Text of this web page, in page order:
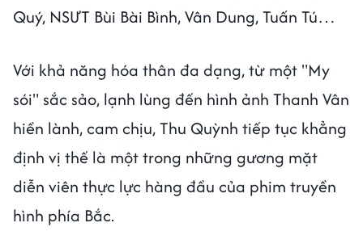
Quý, NSƯT Bùi Bài Bình, Vân Dung, Tuấn Tú…
Với khả năng hóa thân đa dạng, từ một "My
sói" sắc sảo, lạnh lùng đến hình ảnh Thanh Vân
hiền lành, cam chịu, Thu Quỳnh tiếp tục khẳng
định vị thế là một trong những gương mặt
diễn viên thực lực hàng đầu của phim truyền
hình phía Bắc.